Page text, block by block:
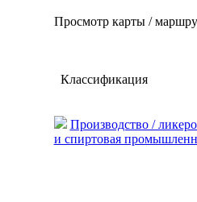
Просмотр карты /
Классификация
Производство /
и спиртовая